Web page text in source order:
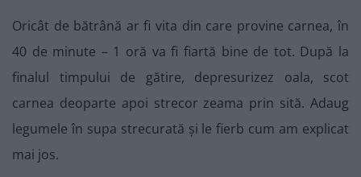
Oricât de bătrână ar fi vita din care provine carnea, în
40 de minute – 1 oră va fi fiartă bine de tot. După la
finalul timpului de gătire, depresurizez oala, scot
carnea deoparte apoi strecor zeama prin sită. Adaug
legumele în supa strecurată și le fierb cum am explicat
mai jos.